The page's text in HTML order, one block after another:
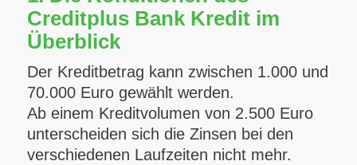
Creditplus Bank Kredit im
Überblick
Der Kreditbetrag kann zwischen 1.000 und
70.000 Euro gewählt werden.
Ab einem Kreditvolumen von 2.500 Euro
unterscheiden sich die Zinsen bei den
verschiedenen Laufzeiten nicht mehr.